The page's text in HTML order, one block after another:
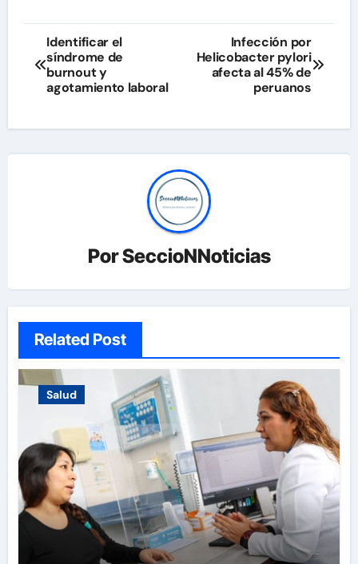
Navegación
de
entradas
Identificar el
síndrome de
burnout y
agotamiento laboral
Infección por
Helicobacter pylori
afecta al 45% de
peruanos
PorSeccioNNoticias
Related Post
Salud